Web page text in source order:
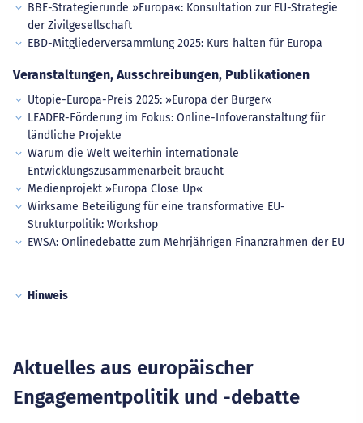
BBE-Strategierunde »Europa«: Konsultation zur EU-Strategie
der Zivilgesellschaft
EBD-Mitgliederversammlung 2025: Kurs halten für Europa
Veranstaltungen, Ausschreibungen, Publikationen
Utopie-Europa-Preis 2025: »Europa der Bürger«
LEADER-Förderung im Fokus: Online-Infoveranstaltung für
ländliche Projekte
Warum die Welt weiterhin internationale
Entwicklungszusammenarbeit braucht
Medienprojekt »Europa Close Up«
Wirksame Beteiligung für eine transformative EU-
Strukturpolitik: Workshop
EWSA: Onlinedebatte zum Mehrjährigen Finanzrahmen der EU
Hinweis
Aktuelles aus europäischer
Engagementpolitik und -debatte